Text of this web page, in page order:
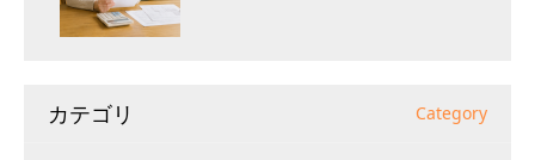
カテゴリ Category